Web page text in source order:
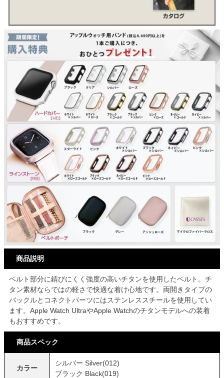
商品説明
ベルト部分に錆びにくく強度の高いチタンを使用したベルト。チ
タン素材ならではの軽さで快適な着け心地です。両開きタイプの
バックルとコネクトパーツにはステンレススチールを使用してい
ます。Apple Watch UltraやApple Watchのチタンモデルへの装着
もおすすめです。
商品スペック
カラー
シルバー Silver(012)
ブラック Black(019)